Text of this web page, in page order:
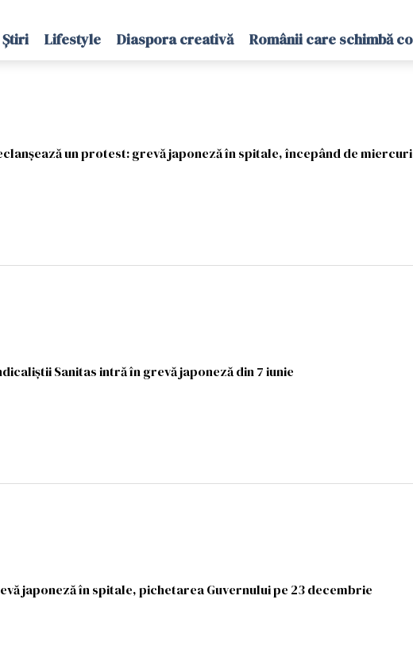
Știri Lifestyle Diaspora creativă Românii care schimbă
un protest: grevă japoneză în spitale, începând de miercuri
Sanitas intră în grevă japoneză din 7 iunie
japoneză în spitale, pichetarea Guvernului pe 23 decembrie